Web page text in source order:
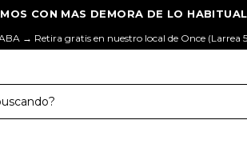
→ Retira gratis en nuestro local de Once (Larrea